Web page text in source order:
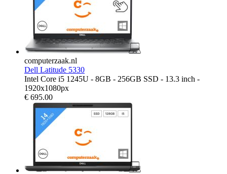
computerzaak.nl
Dell Latitude 5330
Intel Core i5 1245U - 8GB - 256GB SSD - 13.3 inch -
1920x1080px
€ 695.00